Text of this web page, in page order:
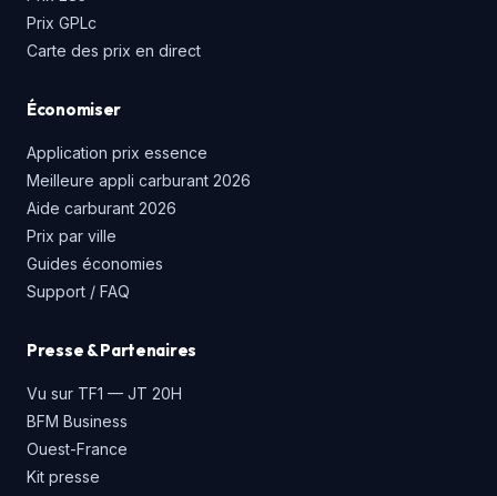
Prix GPLc
Carte des prix en direct
Économiser
Application prix essence
Meilleure appli carburant 2026
Aide carburant 2026
Prix par ville
Guides économies
Support / FAQ
Presse & Partenaires
Vu sur TF1 — JT 20H
BFM Business
Ouest-France
Kit presse